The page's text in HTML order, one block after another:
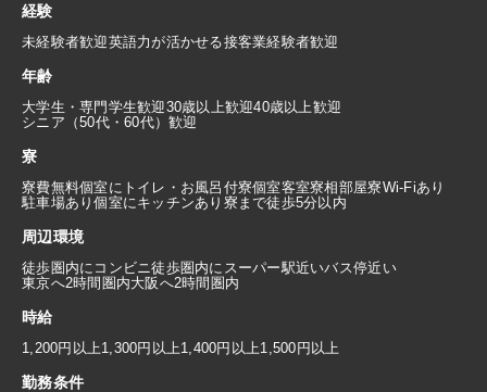
経験
未経験者歓迎英語力が活かせる接客業経験者歓迎
年齢
大学生・専門学生歓迎30歳以上歓迎40歳以上歓迎
シニア（50代・60代）歓迎
寮
寮費無料個室にトイレ・お風呂付寮個室客室寮相部屋寮Wi-Fiあり
駐車場あり個室にキッチンあり 寮まで徒歩5分以内
周辺環境
徒歩圏内にコンビニ徒歩圏内にスーパー駅近いバス停近い
東京へ2時間圏内大阪へ2時間圏内
時給
1,200円以上1,300円以上1,400円以上1,500円以上
勤務条件